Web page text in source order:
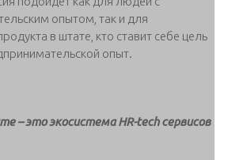
опытом, так и для
в штате, кто ставит себе цель
опыт.
– это экосистема HR-tech сервисов